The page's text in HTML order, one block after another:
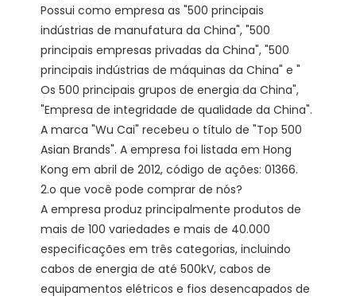
Possui como empresa as "500 principais
indústrias de manufatura da China", "500
principais empresas privadas da China", "500
principais indústrias de máquinas da China" e "
Os 500 principais grupos de energia da China",
"Empresa de integridade de qualidade da China".
A marca "Wu Cai" recebeu o título de "Top 500
Asian Brands". A empresa foi listada em Hong
Kong em abril de 2012, código de ações: 01366.
2.o que você pode comprar de nós?
A empresa produz principalmente produtos de
mais de 100 variedades e mais de 40.000
especificações em três categorias, incluindo
cabos de energia de até 500kV, cabos de
equipamentos elétricos e fios desencapados de